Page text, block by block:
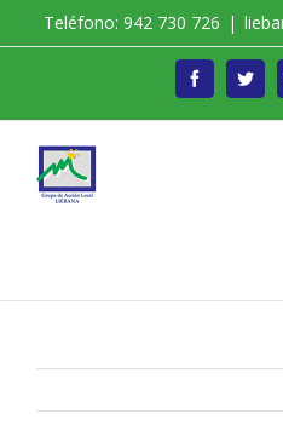
Teléfono: 942 730 726 |
Facebook